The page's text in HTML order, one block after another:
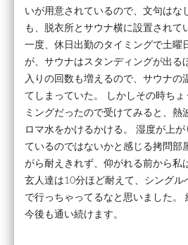
いが用意されているので、文句はな
も、脱衣所とサウナ横に設置されて
一度、休日出勤のタイミングで土曜
が、サウナはスタンディングが出る
入りの回数も増えるので、サウナの
てしまっていた。 しかしその時ち
ミングだったので受けてみると、熱
ロマ水をかけるかける。 湿度が上
ているのではないかと感じる拷問部
がら耐えきれず、仰がれる前から私
玄人達は10分ほど耐えて、シングル
で行っちゃってるなと思いました。
今後も通い続けます。